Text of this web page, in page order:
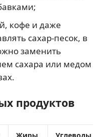
кофе и даже
сахар-песок, в
заменить
сахара или медом
продуктов